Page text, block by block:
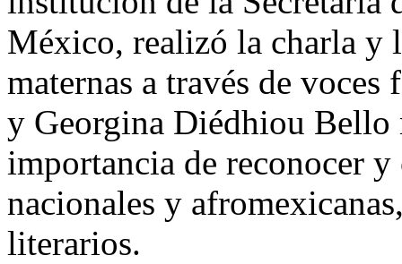
México, realizó la charla y
maternas a través de
y Georgina Diédhiou Bello
importancia de reconocer
nacionales y
literarios.